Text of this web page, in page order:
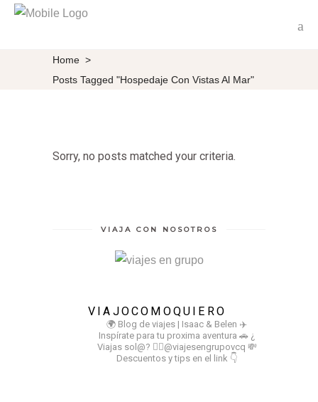
Home >
Posts Tagged "Hospedaje Con Vistas Al Mar"
Sorry, no posts matched your criteria.
VIAJA CON NOSOTROS
VIAJOCOMOQUIERO
🌍 Blog de viajes | Isaac & Belen ✈️
Inspírate para tu proxima aventura 🚗 ¿
Viajas sol@? 👉🏻@viajesengrupovcq 💸
Descuentos y tips en el link 👇